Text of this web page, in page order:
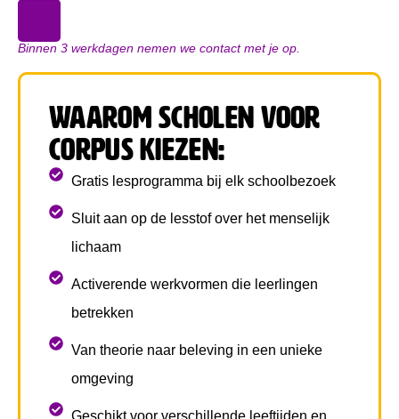
Binnen 3 werkdagen nemen we contact met je op.
Waarom scholen voor
CORPUS kiezen:
Gratis lesprogramma bij elk schoolbezoek
Sluit aan op de lesstof over het menselijk
lichaam
Activerende werkvormen die leerlingen
betrekken
Van theorie naar beleving in een unieke
omgeving